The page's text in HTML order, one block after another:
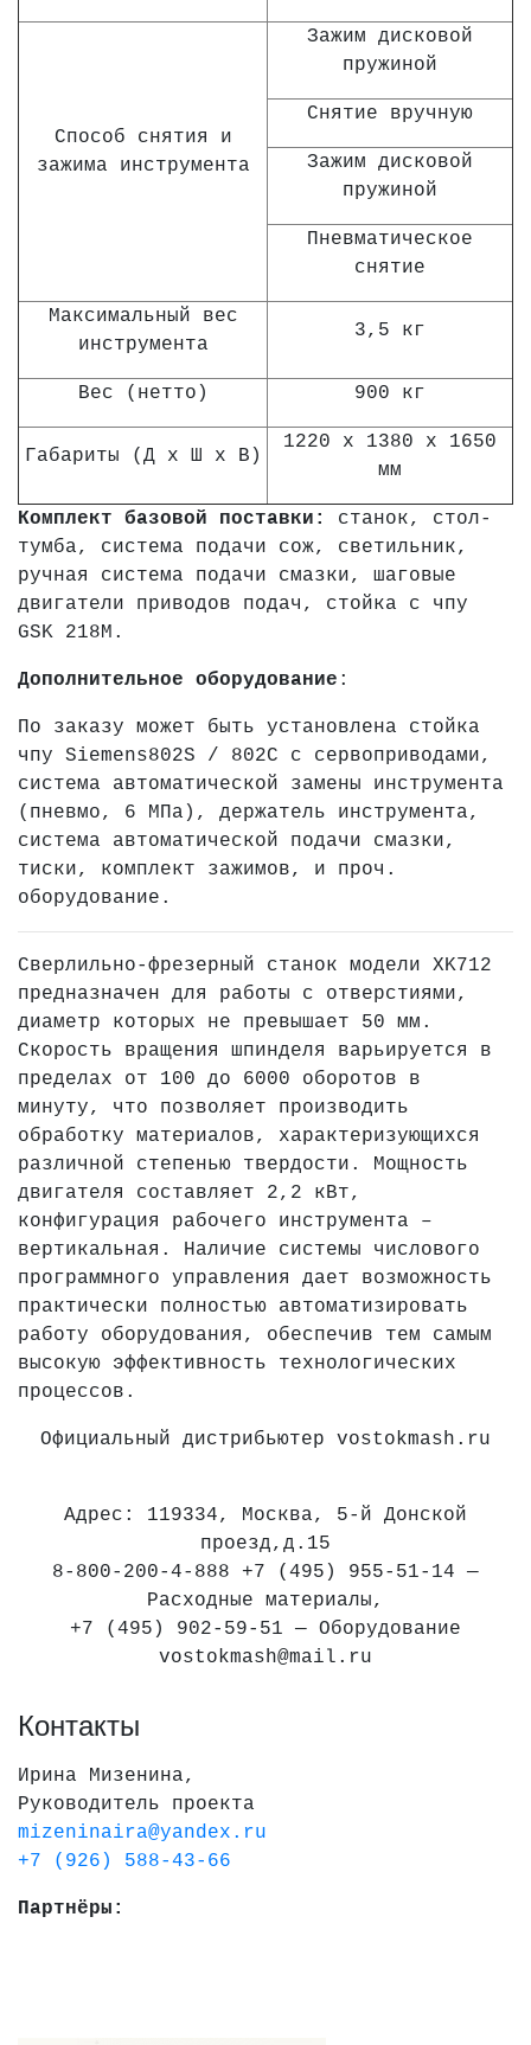
Способ снятия и
зажима инструмента
Зажим дисковой
пружиной
Снятие вручную
Зажим дисковой
пружиной
Пневматическое
снятие
Максимальный вес
инструмента
3,5 кг
Вес (нетто) 900 кг
Габариты (Д х Ш х В)
1220 х 1380 х 1650
мм
Комплект базовой поставки:
станок, стол-
тумба, система подачи сож, светильник,
ручная система подачи смазки, шаговые
двигатели приводов подач, стойка с чпу
GSK 218M.
Дополнительное оборудование :
По заказу может быть установлена стойка
чпу Siemens802S / 802C с сервоприводами,
система автоматической замены инструмента
(пневмо, 6 МПа), держатель инструмента,
система автоматической подачи смазки,
тиски, комплект зажимов, и проч.
оборудование.
Сверлильно-фрезерный станок модели XK712
предназначен для работы с отверстиями,
диаметр которых не превышает 50 мм.
Скорость вращения шпинделя варьируется в
пределах от 100 до 6000 оборотов в
минуту, что позволяет производить
обработку материалов, характеризующихся
различной степенью твердости. Мощность
двигателя составляет 2,2 кВт,
конфигурация рабочего инструмента –
вертикальная. Наличие системы числового
программного управления дает возможность
практически полностью автоматизировать
работу оборудования, обеспечив тем самым
высокую эффективность технологических
процессов.
Официальный дистрибьютер vostokmash.ru
Адрес: 119334, Москва, 5-й Донской
проезд,д.15
8-800-200-4-888 +7 (495) 955-51-14 —
Расходные материалы,
+7 (495) 902-59-51 — Оборудование
vostokmash@mail.ru
Контакты
Ирина Мизенина,
Руководитель проекта
mizeninaira@yandex.ru
+7 (926) 588-43-66
Партнёры: